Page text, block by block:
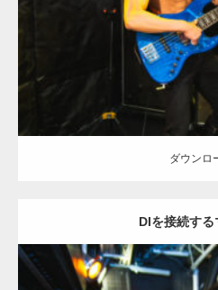
ダウンロード
ダウンロ
DIを接続する